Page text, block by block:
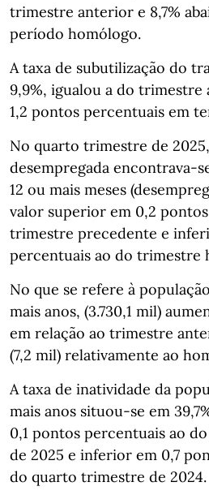
trimestre anterior e 8,7%
período homólogo.
A taxa de subutilização do
9,9%, igualou a do
1,2 pontos percentuais em
No quarto trimestre de
desempregada encontrava-
12 ou mais meses
valor superior em 0,2
trimestre precedente e
percentuais ao do trimestre
No que se refere à
mais anos, (3.730,1 mil)
em relação ao trimestre
(7,2 mil) relativamente ao
A taxa de inatividade da
mais anos situou-se em
0,1 pontos percentuais ao
de 2025 e inferior em 0,7
do quarto trimestre de 2024.